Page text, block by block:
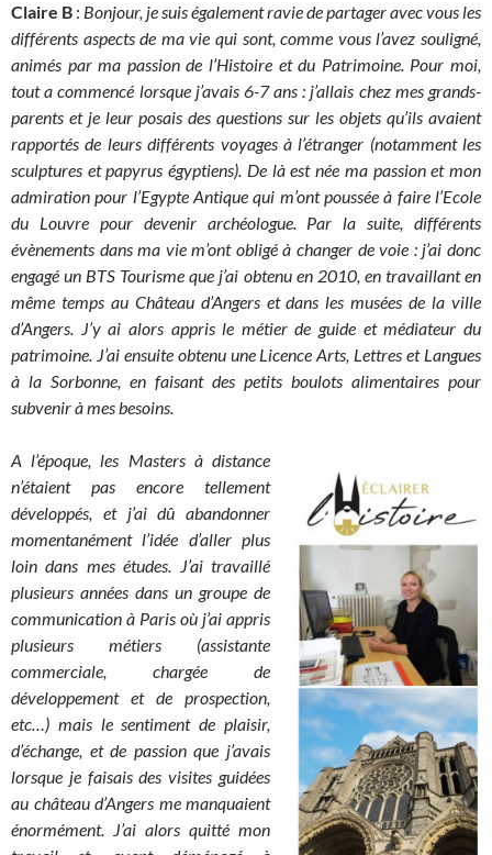
Claire B : Bonjour, je suis également ravie de partager avec vous les
différents aspects de ma vie qui sont, comme vous l’avez souligné,
animés par ma passion de l’Histoire et du Patrimoine. Pour moi,
tout a commencé lorsque j’avais 6-7 ans : j’allais chez mes grands-
parents et je leur posais des questions sur les objets qu’ils avaient
rapportés de leurs différents voyages à l’étranger (notamment les
sculptures et papyrus égyptiens). De là est née ma passion et mon
admiration pour l’Egypte Antique qui m’ont poussée à faire l’Ecole
du Louvre pour devenir archéologue. Par la suite, différents
évènements dans ma vie m’ont obligé à changer de voie : j’ai donc
engagé un BTS Tourisme que j’ai obtenu en 2010, en travaillant en
même temps au Château d’Angers et dans les musées de la ville
d’Angers. J’y ai alors appris le métier de guide et médiateur du
patrimoine. J’ai ensuite obtenu une Licence Arts, Lettres et Langues
à la Sorbonne, en faisant des petits boulots alimentaires pour
subvenir à mes besoins.
A l’époque, les Masters à distance
n’étaient pas encore tellement
développés, et j’ai dû abandonner
momentanément l’idée d’aller plus
loin dans mes études. J’ai travaillé
plusieurs années dans un groupe de
communication à Paris où j’ai appris
plusieurs métiers (assistante
commerciale, chargée de
développement et de prospection,
etc…) mais le sentiment de plaisir,
d’échange, et de passion que j’avais
lorsque je faisais des visites guidées
au château d’Angers me manquaient
énormément. J’ai alors quitté mon